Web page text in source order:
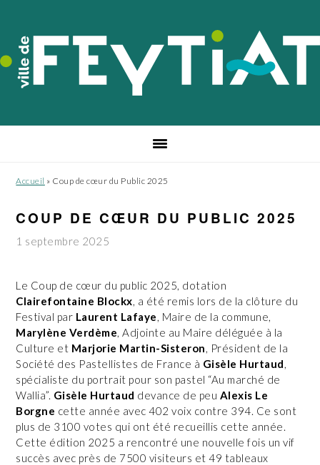
navigation
principale
contenu
principal
pied
de
page
Accueil » Coup de cœur du Public 2025
COUP DE CŒUR DU PUBLIC 2025
1 septembre 2025
Le Coup de cœur du public 2025, dotation
Clairefontaine Blockx, a été remis lors de la clôture du
Festival par Laurent Lafaye, Maire de la commune,
Marylène Verdème, Adjointe au Maire déléguée à la
Culture et Marjorie Martin-Sisteron, Président de la
Société des Pastellistes de France à Gisèle Hurtaud,
spécialiste du portrait pour son pastel “Au marché de
Wallia”. Gisèle Hurtaud devance de peu Alexis Le
Borgne cette année avec 402 voix contre 394. Ce sont
plus de 3100 votes qui ont été recueillis cette année.
Cette édition 2025 a rencontré une nouvelle fois un vif
succès avec près de 7500 visiteurs et 49 tableaux